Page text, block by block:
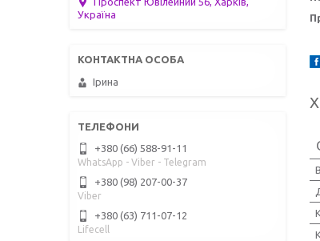
Україна
Ірина
+380 (66) 588-91-11
WhatsApp - Viber - Telegram
+380 (98) 207-00-37
Viber
+380 (63) 711-07-12
Lifecell